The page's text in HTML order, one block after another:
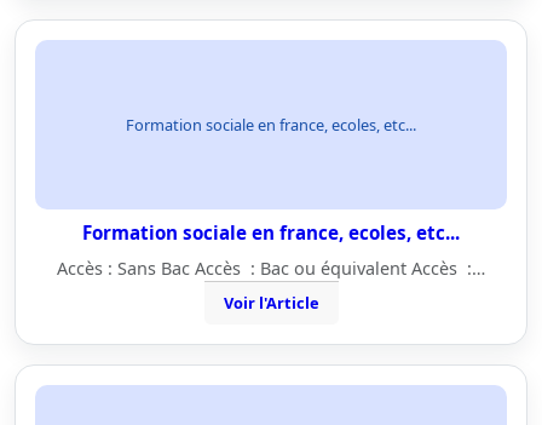
Formation sociale en france, ecoles, etc...
Formation sociale en france, ecoles, etc...
Accès : Sans Bac Accès : Bac ou équivalent Accès :…
Voir l'Article